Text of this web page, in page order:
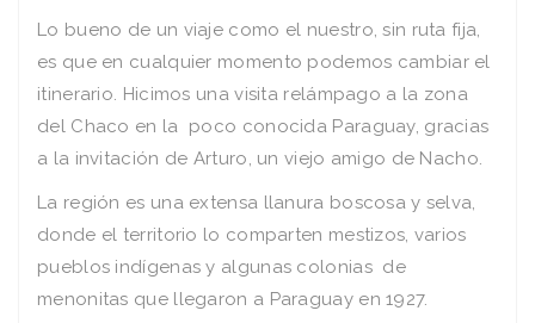
Lo bueno de un viaje como el nuestro, sin ruta fija,
es que en cualquier momento podemos cambiar el
itinerario. Hicimos una visita relámpago a la zona
del Chaco en la poco conocida Paraguay, gracias
a la invitación de Arturo, un viejo amigo de Nacho.
La región es una extensa llanura boscosa y selva,
donde el territorio lo comparten mestizos, varios
pueblos indígenas y algunas colonias de
menonitas que llegaron a Paraguay en 1927.